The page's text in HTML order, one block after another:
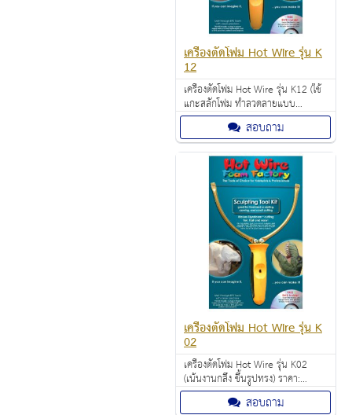
เครื่องตัดโฟม Hot Wire รุ่น K
12
เครื่องตัดโฟม Hot Wire รุ่น K12 (ใช้
แกะสลักโฟม ทำลวดลายแบบ
ละเอียด) ราคา 1,880.00 บาท
เหมาะสำหรับ งานโรงเรียน งาน
อดิเรก งานฝีมือ งานเทศกาล งาน DIY
สอบถาม
เครื่องตัดโฟม Hot Wire รุ่น K
02
เครื่องตัดโฟม Hot Wire รุ่น K02
(เน้นงานกลึง ขึ้นรูปทรง) ราคา:
1,800.00 บาท สอบถาม